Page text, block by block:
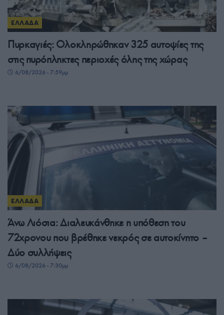
ΕΛΛΑΔΑ
Πυρκαγιές: Ολοκληρώθηκαν 325 αυτοψίες της
στις πυρόπληκτες περιοχές όλης της χώρας
6/08/2026 - 7:59μμ
ΕΛΛΑΔΑ
Άνω Λιόσια: Διαλευκάνθηκε η υπόθεση του
72χρονου που βρέθηκε νεκρός σε αυτοκίνητο –
Δύο συλλήψεις
6/08/2026 - 7:30μμ